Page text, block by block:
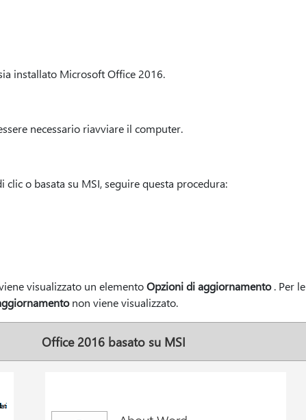
installato Microsoft Office 2016.
necessario riavviare il computer.
o basata su MSI, seguire questa procedura:
visualizzato un elementoOpzioni di aggiornamento. Per le
non viene visualizzato.
Office 2016 basato su MSI